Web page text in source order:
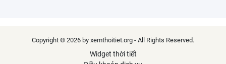
Copyright © 2026 by xemthoitiet.org - All Rights Reserved.
Widget thời tiết